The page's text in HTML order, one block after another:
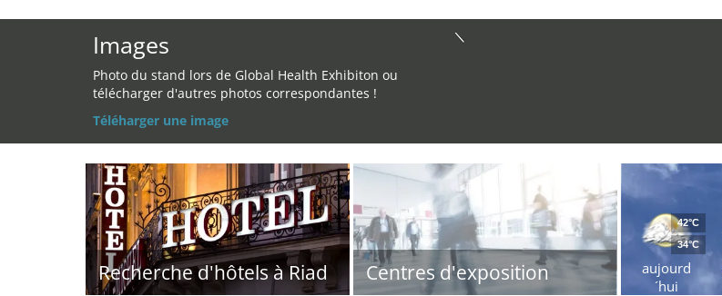
Images
Photo du stand lors de Global Health Exhibiton ou
télécharger d'autres photos correspondantes !
Téléharger une image
Recherche d'hôtels à Riad Centres d'exposition
aujourd
´hui
42°C
34°C